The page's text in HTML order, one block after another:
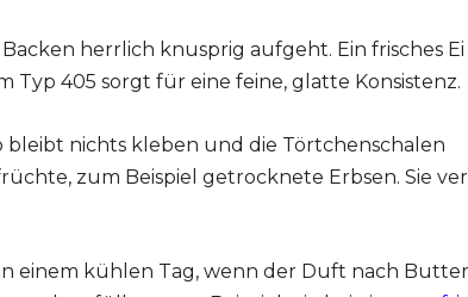
herrlich knusprig aufgeht. Ein frisches
Typ 405 sorgt für eine feine, glatte Konsistenz.
bleibt nichts kleben und die Törtchenschalen
zum Beispiel getrocknete Erbsen. Sie
einem kühlen Tag, wenn der Duft nach